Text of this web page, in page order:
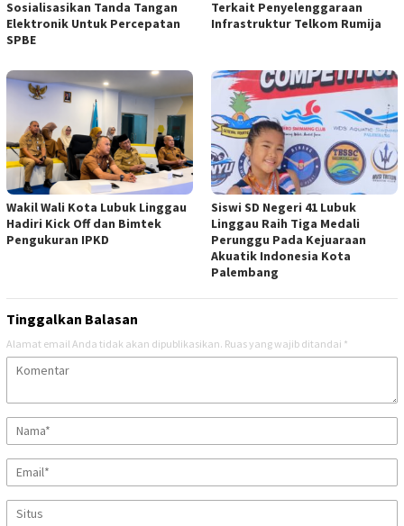
Sosialisasikan Tanda Tangan
Elektronik Untuk Percepatan
SPBE
Terkait Penyelenggaraan
Infrastruktur Telkom Rumija
Wakil Wali Kota Lubuk Linggau
Hadiri Kick Off dan Bimtek
Pengukuran IPKD
Siswi SD Negeri 41 Lubuk
Linggau Raih Tiga Medali
Perunggu Pada Kejuaraan
Akuatik Indonesia Kota
Palembang
Tinggalkan Balasan
Alamat email Anda tidak akan dipublikasikan. Ruas yang wajib ditandai *